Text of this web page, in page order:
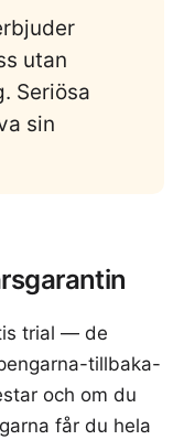
utan
Seriösa
sin
trial — de
tillbaka-
och om du
får du hela